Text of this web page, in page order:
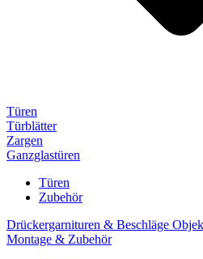
Türen
Türblätter
Zargen
Ganzglastüren
Türen
Zubehör
Drückergarnituren & Beschläge
Montage & Zubehör